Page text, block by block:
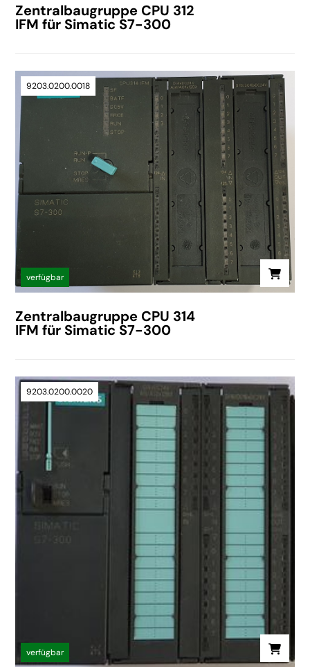
Zentralbaugruppe CPU 312
IFM für Simatic S7-300
9203.0200.0018
verfügbar
Zentralbaugruppe CPU 314
IFM für Simatic S7-300
9203.0200.0020
verfügbar